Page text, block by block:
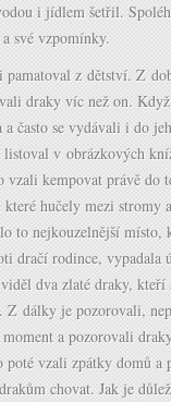
i jídlem šetřil.
své vzpomínky.
z dětství. Z
draky víc než on.
často se vydávali i do
v obrázkových
vzali kempovat právě do
hučely mezi stromy
to nejkouzelnější místo,
dračí rodince, vypadala
dva zlaté draky, kteří
Z dálky je pozorovali,
a pozorovali
vzali zpátky domů a
chovat. Jak je